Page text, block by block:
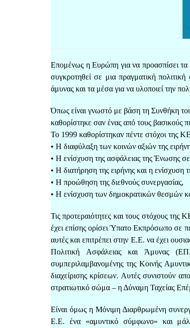
Επομένως η Ευρώπη για να προασπίσει τα
συγκροτηθεί σε μια πραγματική
άμυνας και τα μέσα για να υλοποιεί την
Όπως είναι γνωστό με βάση τη Συνθήκη
καθορίστηκε σαν ένας από τους βασικούς
Το 1999 καθορίστηκαν πέντε στόχοι της
• Η διαφύλαξη των κοινών αξιών της
• Η ενίσχυση της ασφάλειας της Ένωσης σε
• Η διατήρηση της ειρήνης και η ενίσχυση
• Η προώθηση της διεθνούς συνεργασίας,
• Η ενίσχυση των δημοκρατικών θεσμών
Τις προτεραιότητες και τους στόχους
έχει επίσης ορίσει Ύπατο Εκπρόσωπο σε
αυτές και επιτρέπει στην Ε.Ε. να έχει
Πολιτική Ασφάλειας και Άμυνας
συμπεριλαμβανομένης της Κοινής
διαχείρισης κρίσεων. Αυτές συνιστούν
στρατιωτικό σώμα – η Δύναμη Ταχείας
Είναι όμως η Μόνιμη Διαρθρωμένη
Ε.Ε. ένα «αμυντικό σύμφωνο» και